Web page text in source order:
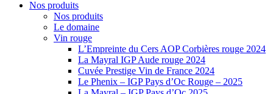
Nos produits
Nos produits
Le domaine
Vin rouge
L’Empreinte du Cers AOP Corbières rouge 2024
La Mayral IGP Aude rouge 2024
Cuvée Prestige Vin de France 2024
Le Phenix – IGP Pays d’Oc Rouge – 2025